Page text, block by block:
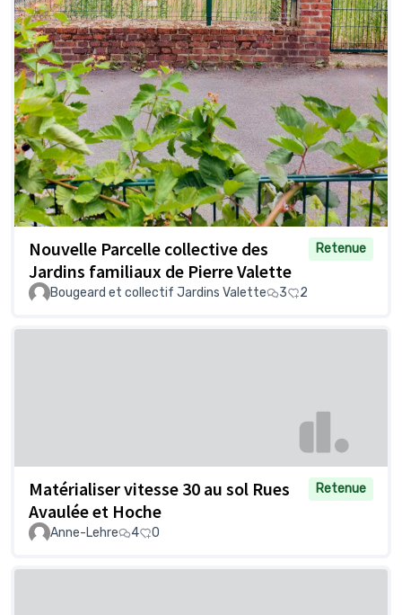
Nouvelle Parcelle collective des
Jardins familiaux de Pierre Valette
Retenue
Bougeard et collectif Jardins Valette 3 2
Matérialiser vitesse 30 au sol Rues
Avaulée et Hoche
Retenue
Anne-Lehre 4 0